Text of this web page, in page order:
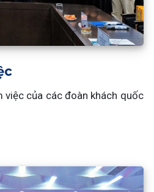
việc của các đoàn khách quốc